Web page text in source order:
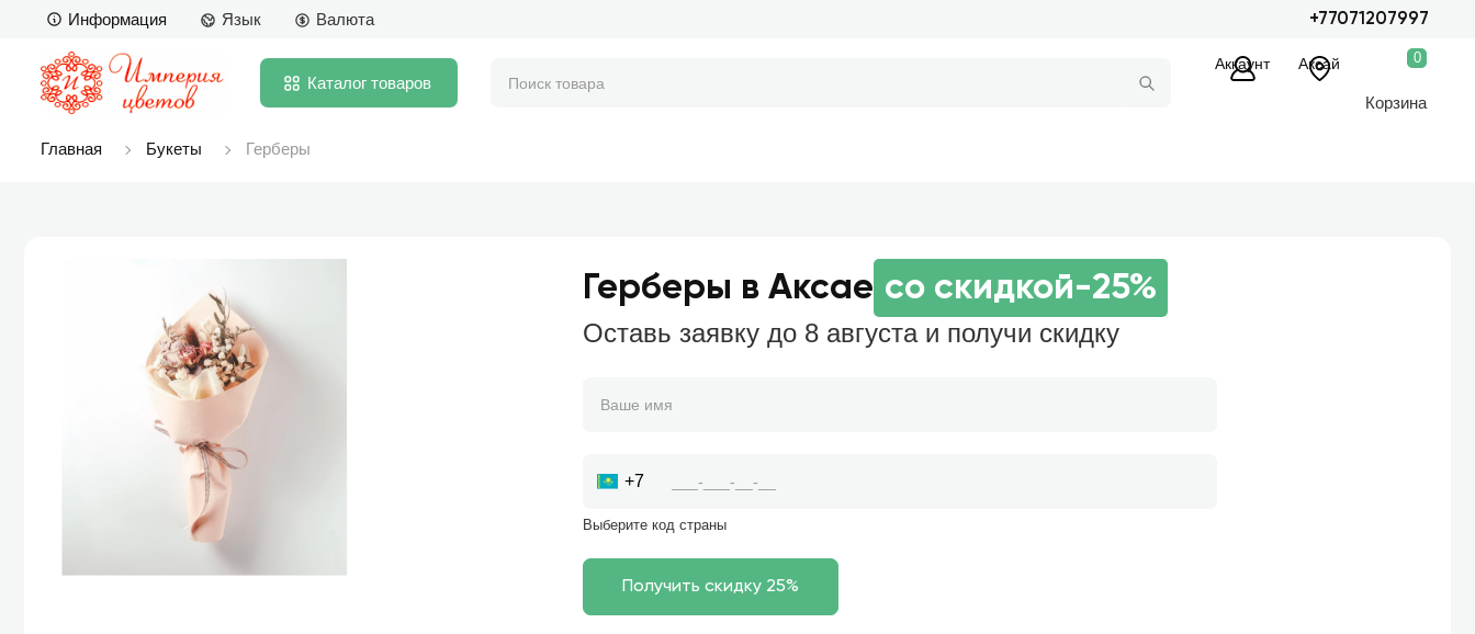
Информация Язык Валюта +77071207997
Каталог товаров
Аккаунт Аксай 0
Корзина
Главная Букеты Герберы
Герберы в Аксае со скидкой-25%
Оставь заявку до 8 августа и получи скидку
+7
Выберите код страны